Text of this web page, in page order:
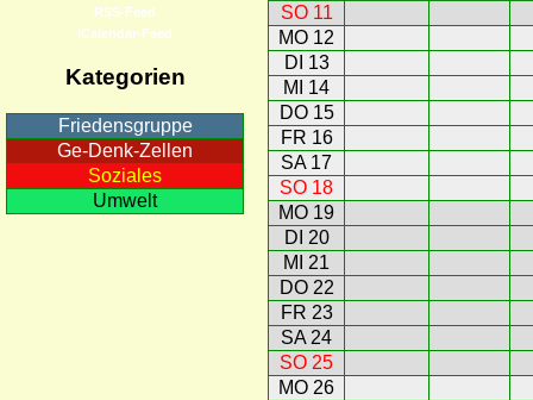
RSS-Feed
iCalendar-Feed
Kategorien
Friedensgruppe
Ge-Denk-Zellen
Soziales
Umwelt
SO 11
MO 12
DI 13
MI 14
DO 15
FR 16
SA 17
SO 18
MO 19
DI 20
MI 21
DO 22
FR 23
SA 24
SO 25
MO 26